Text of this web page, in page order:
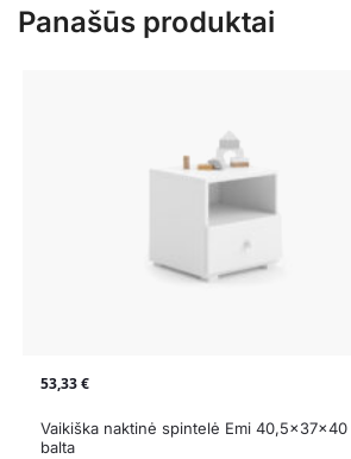
Panašūs produktai
53,33€
Vaikiška naktinė spintelė Emi 40,5x37x40
balta